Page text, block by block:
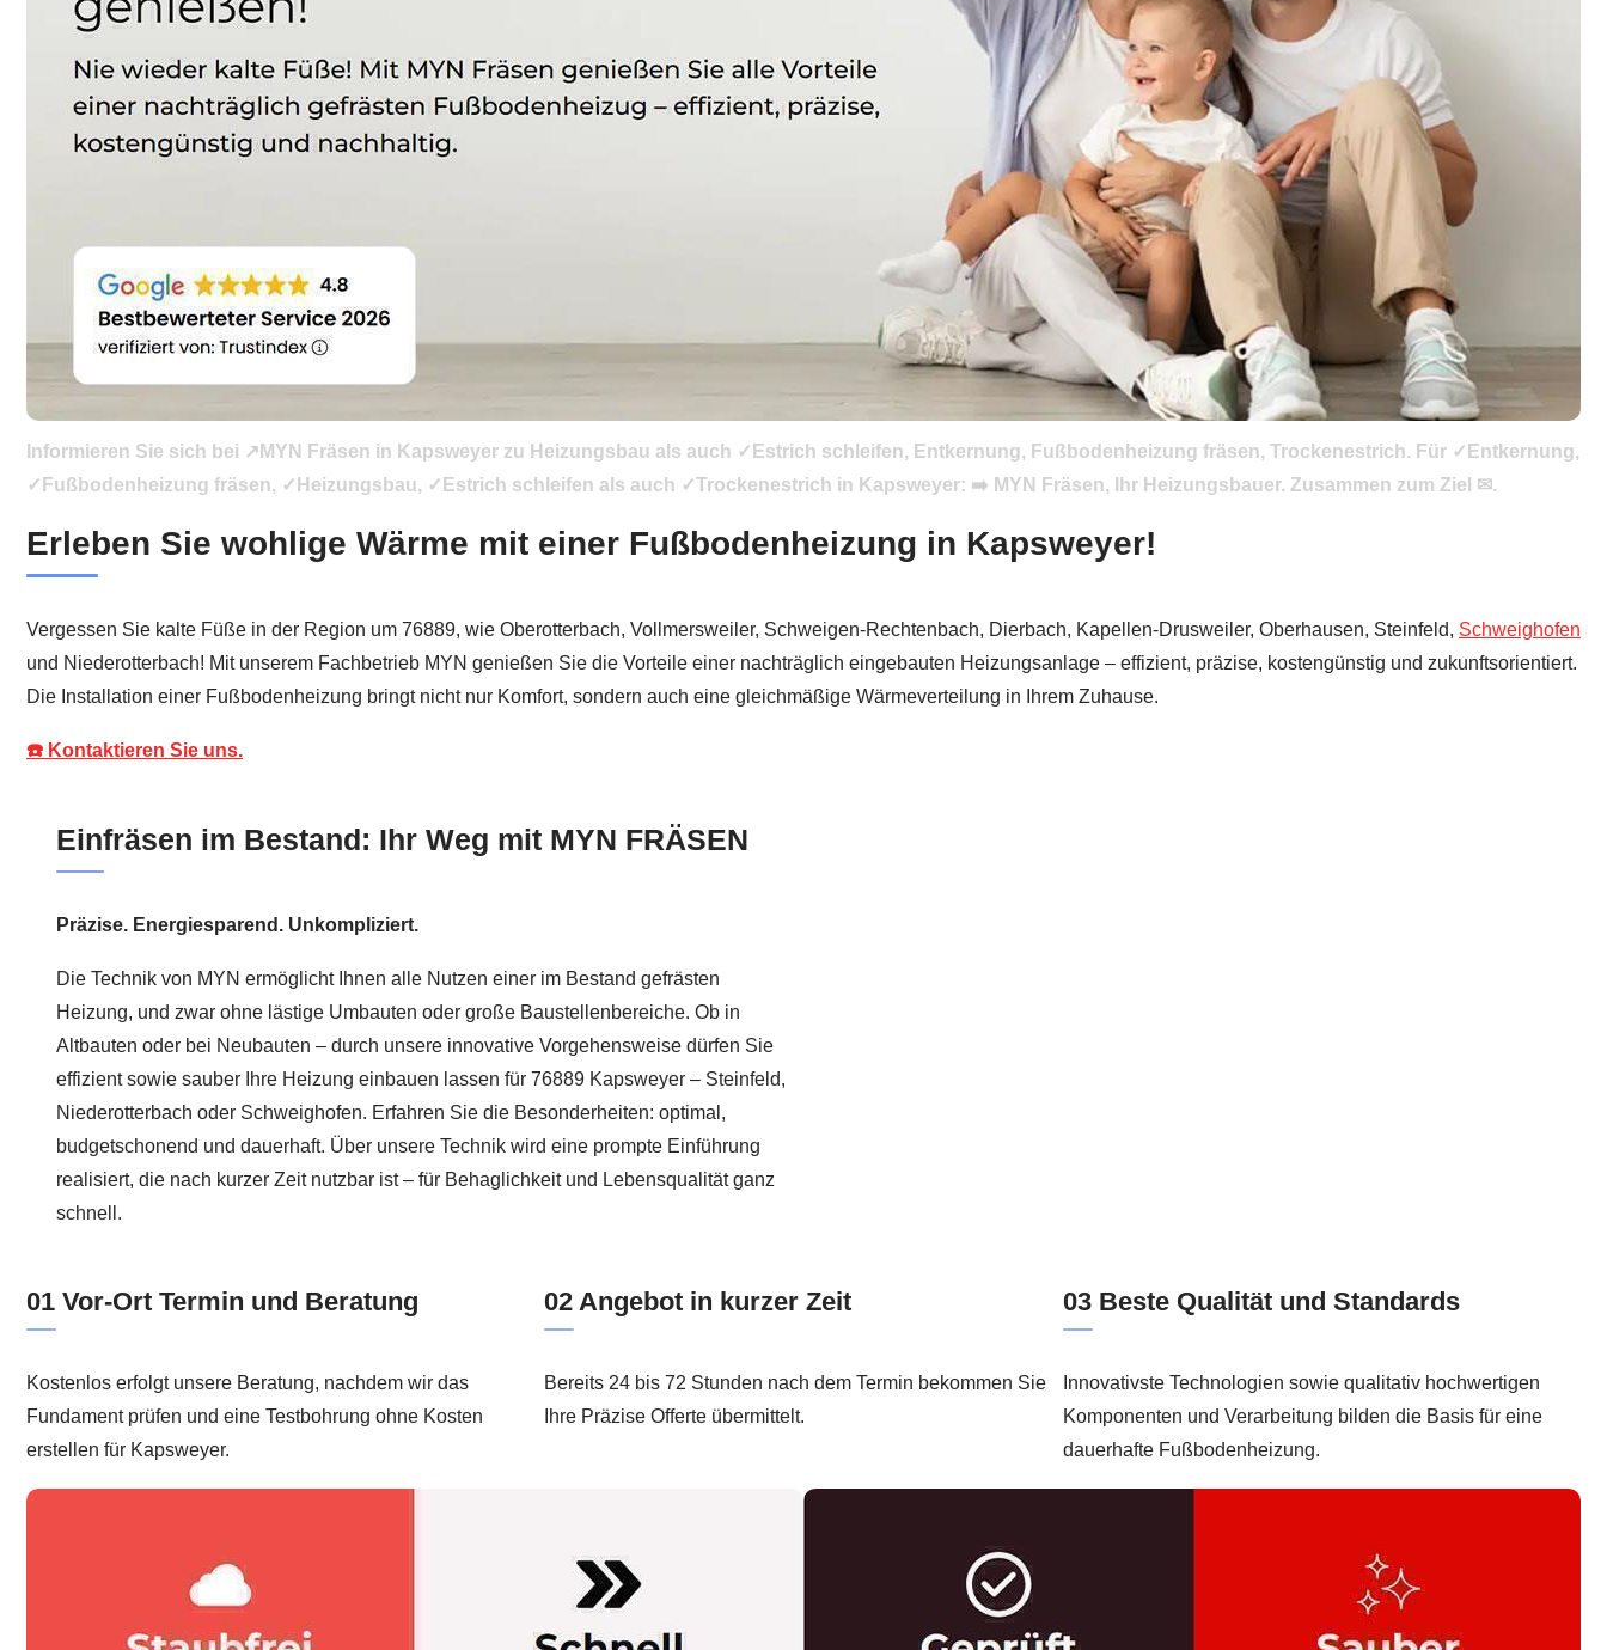
Informieren Sie sich bei ↗️MYN Fräsen in Kapsweyer zu Heizungsbau als auch ✓Estrich schleifen, Entkernung, Fußbodenheizung fräsen, Trockenestrich. Für ✓Entkernung,
✓Fußbodenheizung fräsen, ✓Heizungsbau, ✓Estrich schleifen als auch ✓Trockenestrich in Kapsweyer: ➡️ MYN Fräsen, Ihr Heizungsbauer. Zusammen zum Ziel ✉.
Erleben Sie wohlige Wärme mit einer Fußbodenheizung in Kapsweyer!
Vergessen Sie kalte Füße in der Region um 76889, wie Oberotterbach, Vollmersweiler, Schweigen-Rechtenbach, Dierbach, Kapellen-Drusweiler, Oberhausen, Steinfeld, Schweighofen
und Niederotterbach! Mit unserem Fachbetrieb MYN genießen Sie die Vorteile einer nachträglich eingebauten Heizungsanlage – effizient, präzise, kostengünstig und zukunftsorientiert.
Die Installation einer Fußbodenheizung bringt nicht nur Komfort, sondern auch eine gleichmäßige Wärmeverteilung in Ihrem Zuhause.
☎️ Kontaktieren Sie uns.
Einfräsen im Bestand: Ihr Weg mit MYN FRÄSEN
Präzise. Energiesparend. Unkompliziert.
Die Technik von MYN ermöglicht Ihnen alle Nutzen einer im Bestand gefrästen
Heizung, und zwar ohne lästige Umbauten oder große Baustellenbereiche. Ob in
Altbauten oder bei Neubauten – durch unsere innovative Vorgehensweise dürfen Sie
effizient sowie sauber Ihre Heizung einbauen lassen für 76889 Kapsweyer – Steinfeld,
Niederotterbach oder Schweighofen. Erfahren Sie die Besonderheiten: optimal,
budgetschonend und dauerhaft. Über unsere Technik wird eine prompte Einführung
realisiert, die nach kurzer Zeit nutzbar ist – für Behaglichkeit und Lebensqualität ganz
schnell.
01 Vor-Ort Termin und Beratung
Kostenlos erfolgt unsere Beratung, nachdem wir das
Fundament prüfen und eine Testbohrung ohne Kosten
erstellen für Kapsweyer.
02 Angebot in kurzer Zeit
Bereits 24 bis 72 Stunden nach dem Termin bekommen Sie
Ihre Präzise Offerte übermittelt.
03 Beste Qualität und Standards
Innovativste Technologien sowie qualitativ hochwertigen
Komponenten und Verarbeitung bilden die Basis für eine
dauerhafte Fußbodenheizung.